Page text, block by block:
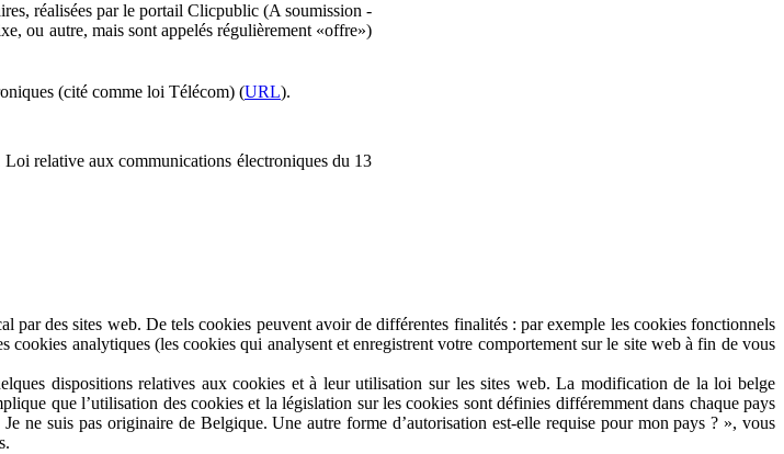
réalisées par le portail Clicpublic (A soumission -
ou autre, mais sont appelés régulièrement «offre»)
(cité comme loi Télécom) (URL).
relative aux communications électroniques du 13
par des sites web. De tels cookies peuvent avoir de différentes finalités : par exemple les cookies fonctionnels
analytiques (les cookies qui analysent et enregistrent votre comportement sur le site web à fin de vous
dispositions relatives aux cookies et à leur utilisation sur les sites web. La modification de la loi belge
que l’utilisation des cookies et la législation sur les cookies sont définies différemment dans chaque pays
ne suis pas originaire de Belgique. Une autre forme d’autorisation est-elle requise pour mon pays ? », vous